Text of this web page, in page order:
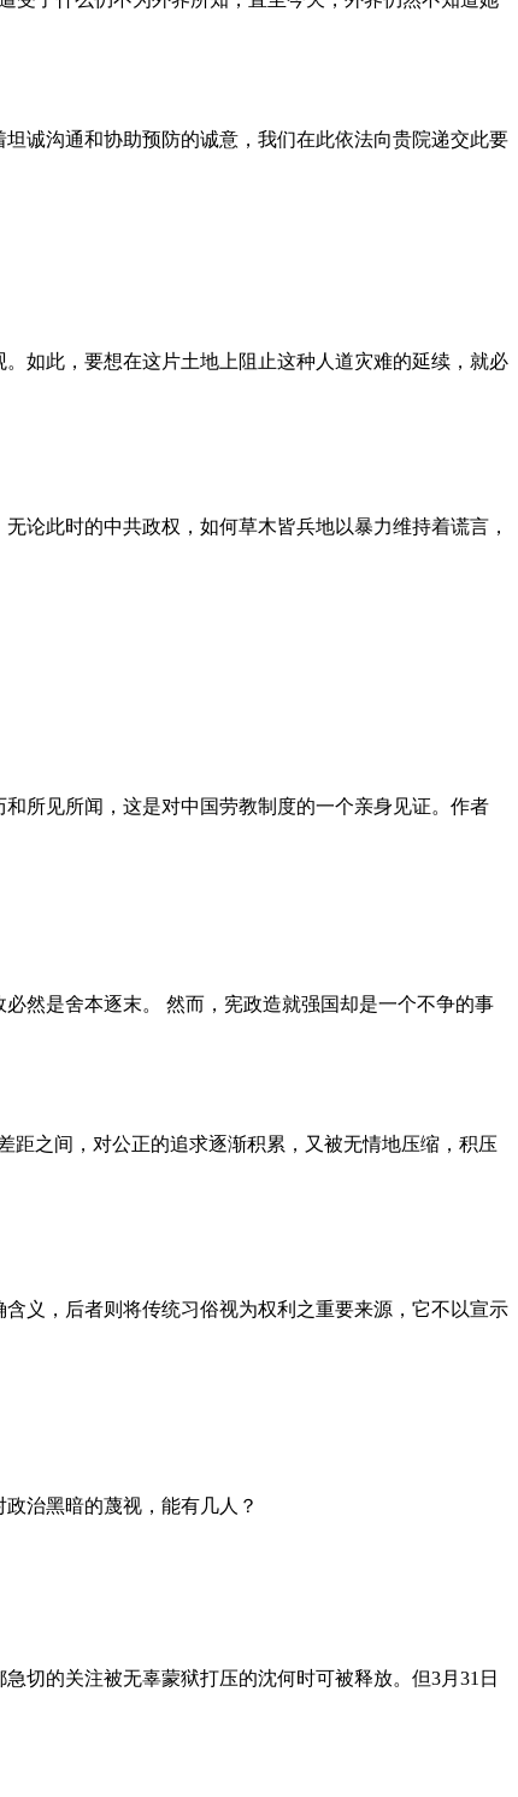
诚沟通和协助预防的诚意，我们在此依法向贵院递交此要
如此，要想在这片土地上阻止这种人道灾难的延续，就必
论此时的中共政权，如何草木皆兵地以暴力维持着谎言，
所见所闻，这是对中国劳教制度的一个亲身见证。作者
然是舍本逐末。 然而，宪政造就强国却是一个不争的事
距之间，对公正的追求逐渐积累，又被无情地压缩，积压
义，后者则将传统习俗视为权利之重要来源，它不以宣示
治黑暗的蔑视，能有几人？
切的关注被无辜蒙狱打压的沈何时可被释放。但3月31日